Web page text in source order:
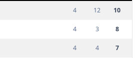
4 12 10
4 3 8
4 4 7